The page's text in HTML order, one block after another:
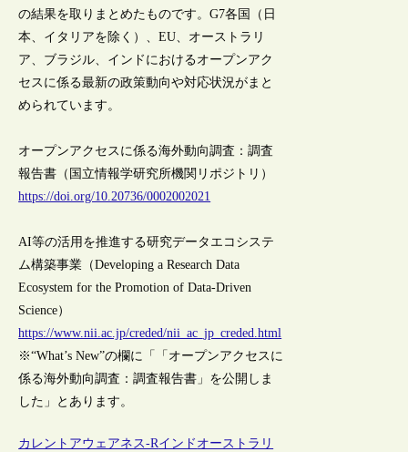
の結果を取りまとめたものです。G7各国（日
本、イタリアを除く）、EU、オーストラリ
ア、ブラジル、インドにおけるオープンアク
セスに係る最新の政策動向や対応状況がまと
められています。
オープンアクセスに係る海外動向調査：調査
報告書（国立情報学研究所機関リポジトリ）
https://doi.org/10.20736/0002002021
AI等の活用を推進する研究データエコシステ
ム構築事業（Developing a Research Data
Ecosystem for the Promotion of Data-Driven
Science）
https://www.nii.ac.jp/creded/nii_ac_jp_creded.html
※“What’s New”の欄に「「オープンアクセスに
係る海外動向調査：調査報告書」を公開しま
した」とあります。
カレントアウェアネス-Rインド オーストラリ